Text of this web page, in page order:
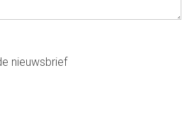
nieuwsbrief